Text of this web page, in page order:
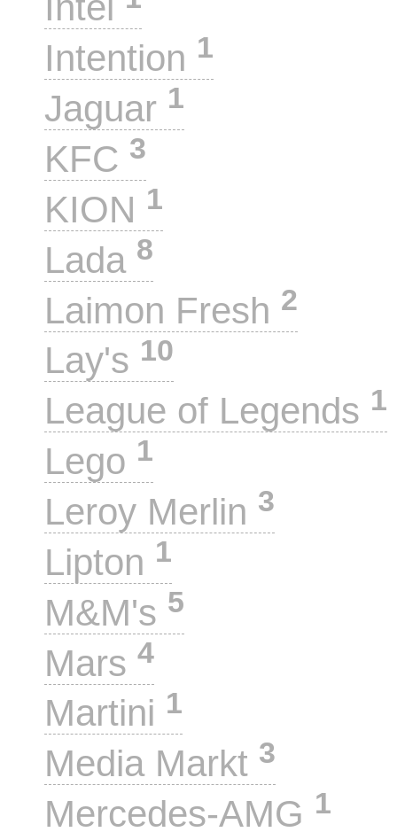
Intention 1
Jaguar 1
KFC 3
KION 1
Lada 8
Laimon Fresh 2
Lay's 10
League of Legends 1
Lego 1
Leroy Merlin 3
Lipton 1
M&M's 5
Mars 4
Martini 1
Media Markt 3
Mercedes-AMG 1